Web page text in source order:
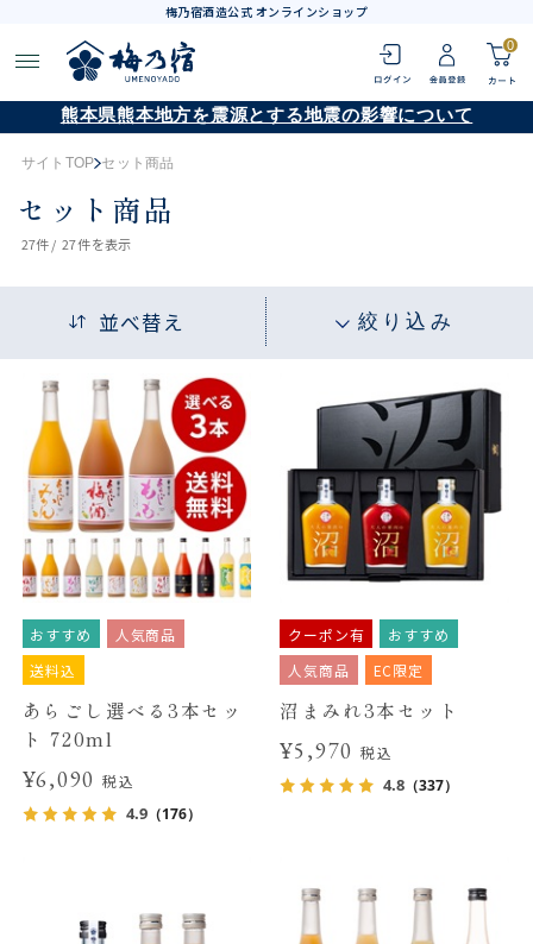
梅乃宿酒造公式 オンラインショップ
0
熊本県熊本地方を震源とする地震の影響について
サイトTOP セット商品
セット商品
27件 / 27件を表示
並べ替え 絞り込み
おすすめ
人気商品
送料込
あらごし選べる3本セッ
ト 720ml
¥6,090税込
4.9（176）
クーポン有
おすすめ
人気商品
EC限定
沼まみれ3本セット
¥5,970 税込
4.8 （337）